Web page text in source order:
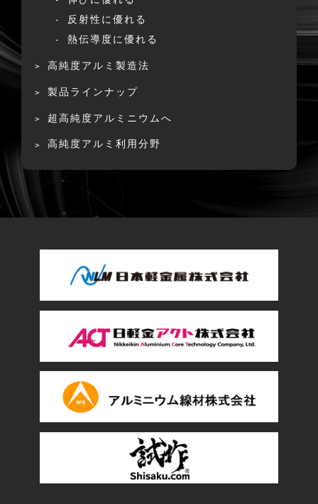
反射性に優れる
熱伝導度に優れる
高純度アルミ製造法
製品ラインナップ
超高純度アルミニウムへ
高純度アルミ利用分野